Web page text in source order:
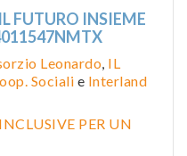
FUTURO INSIEME
Leonardo, IL
Sociali e Interland
PER UN